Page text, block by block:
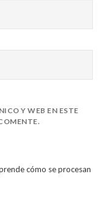
Y WEB EN ESTE
cómo se procesan